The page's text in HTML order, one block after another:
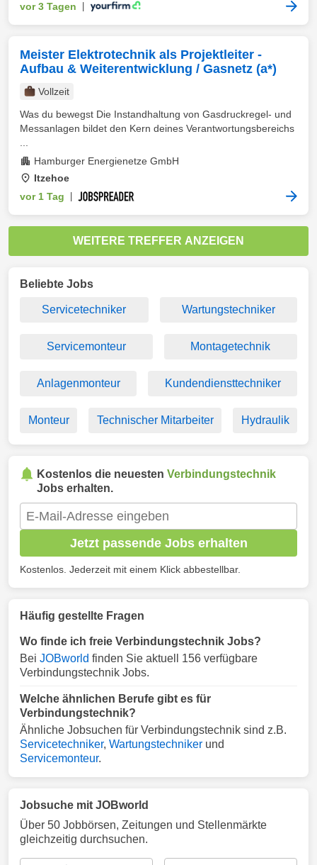
vor 3 Tagen
Meister Elektrotechnik als Projektleiter -
Aufbau & Weiterentwicklung / Gasnetz (a*)
Vollzeit
Was du bewegst Die Instandhaltung von Gasdruckregel- und
Messanlagen bildet den Kern deines Verantwortungsbereichs
Hamburger Energienetze GmbH
Itzehoe
vor 1 Tag
WEITERE TREFFER ANZEIGEN
Beliebte Jobs
Servicetechniker Wartungstechniker
Servicemonteur Montagetechnik
Anlagenmonteur Kundendiensttechniker
Monteur Technischer Mitarbeiter Hydraulik
Kostenlos die neuesten Verbindungstechnik
Jobs erhalten.
Jetzt passende Jobs erhalten
Kostenlos. Jederzeit mit einem Klick abbestellbar.
Häufig gestellte Fragen
Wo finde ich freie Verbindungstechnik Jobs?
Bei JOBworld finden Sie aktuell 156 verfügbare
Verbindungstechnik Jobs.
Welche ähnlichen Berufe gibt es für
Verbindungstechnik?
Ähnliche Jobsuchen für Verbindungstechnik sind z.B.
Servicetechniker, Wartungstechniker und
Servicemonteur.
Jobsuche mit JOBworld
Über 50 Jobbörsen, Zeitungen und Stellenmärkte
gleichzeitig durchsuchen.